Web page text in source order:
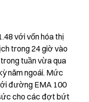
với vốn hóa thị
trong 24 giờ vào
tuần vừa qua
năm ngoái. Mức
đường EMA 100
cho các đợt bứt